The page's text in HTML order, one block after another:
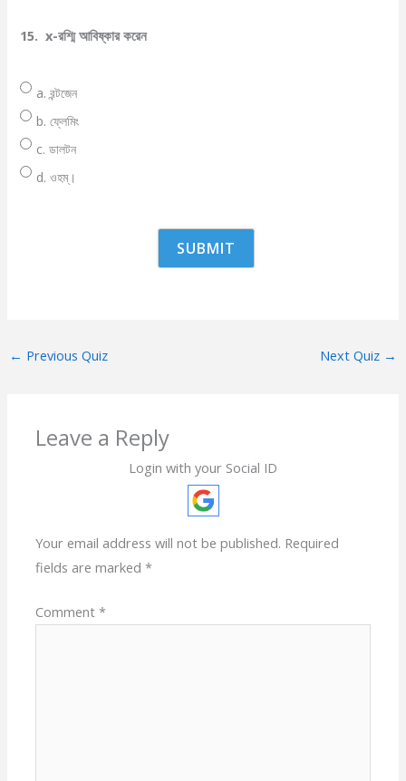
15. x-রশ্মি আবিষ্কার করেন
a. রন্টজেন
b. ফ্লেমিং
c. ডালটন
d. ওহম্।
← Previous Quiz Next Quiz →
Leave a Reply
Login with your Social ID
Your email address will not be published. Required
fields are marked*
Comment*